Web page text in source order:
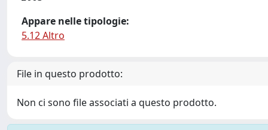
Appare nelle tipologie:
5.12 Altro
File in questo prodotto:
Non ci sono file associati a questo prodotto.